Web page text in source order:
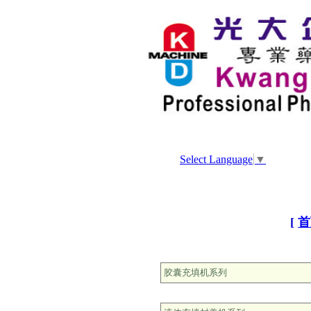
Select Language ▼
[